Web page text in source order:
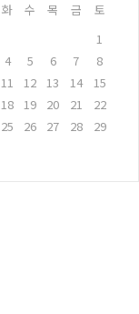
화 수 목 금
토
1
4 5 6 7
8
11 12 13 14
15
18 19 20 21
22
25 26 27 28
29